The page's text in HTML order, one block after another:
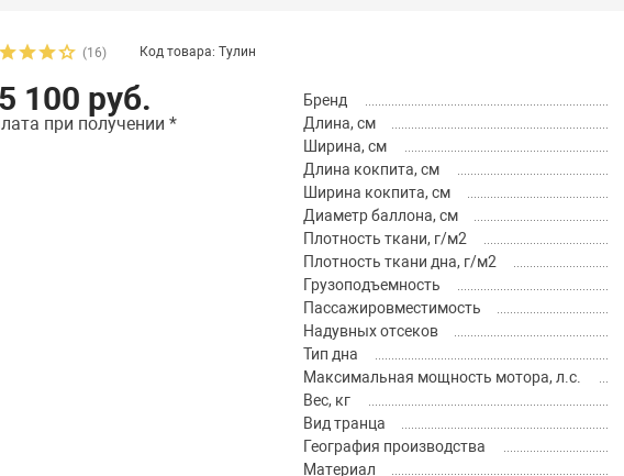
(16) Код товара: Тулин
100 руб.
при получении *
Бренд
Длина, см
Ширина, см
Длина кокпита, см
Ширина кокпита, см
Диаметр баллона, см
Плотность ткани, г/м2
Плотность ткани дна, г/м2
Грузоподъемность
Пассажировместимость
Надувных отсеков
Тип дна
Максимальная мощность мотора, л.с.
Вес, кг
Вид транца
География производства
Материал